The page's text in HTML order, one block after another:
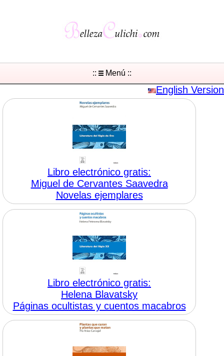
:: Menú ::
English Version
Libro electrónico gratis:
Miguel de Cervantes Saavedra
Novelas ejemplares
Libro electrónico gratis:
Helena Blavatsky
Páginas ocultistas y cuentos macabros